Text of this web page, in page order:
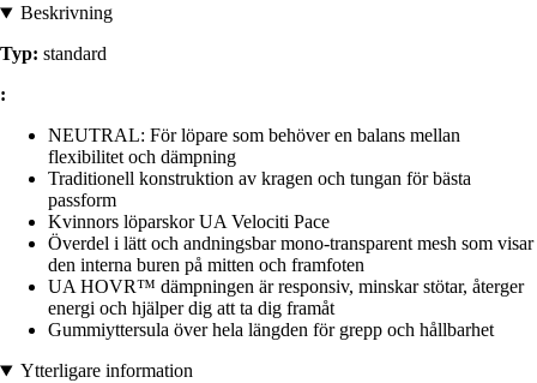
Beskrivning
Typ: standard
:
NEUTRAL: För löpare som behöver en balans mellan
flexibilitet och dämpning
Traditionell konstruktion av kragen och tungan för bästa
passform
Kvinnors löparskor UA Velociti Pace
Överdel i lätt och andningsbar mono-transparent mesh som visar
den interna buren på mitten och framfoten
UA HOVR™ dämpningen är responsiv, minskar stötar, återger
energi och hjälper dig att ta dig framåt
Gummiyttersula över hela längden för grepp och hållbarhet
Ytterligare information